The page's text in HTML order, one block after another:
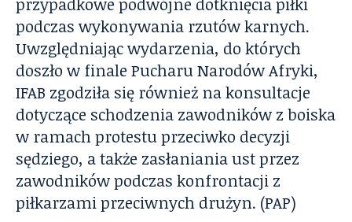
podczas wykonywania rzutów karnych.
Uwzględniając wydarzenia, do których
doszło w finale Pucharu Narodów Afryki,
IFAB zgodziła się również na konsultacje
dotyczące schodzenia zawodników z boiska
w ramach protestu przeciwko decyzji
sędziego, a także zasłaniania ust przez
zawodników podczas konfrontacji z
piłkarzami przeciwnych drużyn. (PAP)